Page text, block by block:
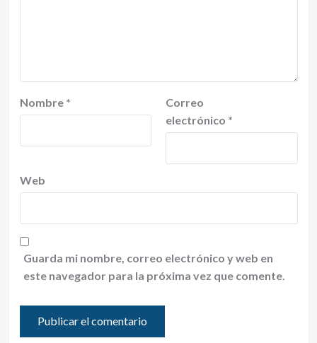
Nombre *
Correo
electrónico *
Web
Guarda mi nombre, correo electrónico y web en
este navegador para la próxima vez que comente.